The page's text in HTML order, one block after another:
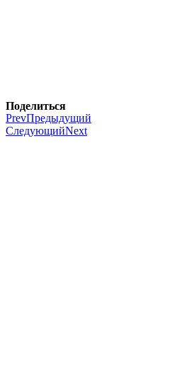
Поделиться
PrevПредыдущий
СледующийNext